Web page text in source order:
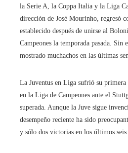
la Serie A, la Coppa Italia y la Liga
dirección de José Mourinho, regresó
establecido después de unirse al
Campeones la temporada pasada. Sin
mostrado muchachos en las últimas
La Juventus en Liga sufrió su primera
en la Liga de Campeones ante el
superada. Aunque la Juve sigue
desempeño reciente ha sido
y sólo dos victorias en los últimos seis